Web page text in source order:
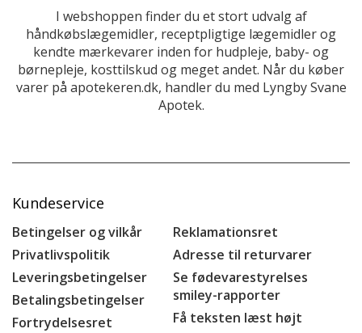
I webshoppen finder du et stort udvalg af
håndkøbslægemidler, receptpligtige lægemidler og
kendte mærkevarer inden for hudpleje, baby- og
børnepleje, kosttilskud og meget andet. Når du køber
varer på apotekeren.dk, handler du med Lyngby Svane
Apotek.
Kundeservice
Betingelser og vilkår
Privatlivspolitik
Leveringsbetingelser
Betalingsbetingelser
Fortrydelsesret
Reklamationsret
Adresse til returvarer
Se fødevarestyrelses
smiley-rapporter
Få teksten læst højt